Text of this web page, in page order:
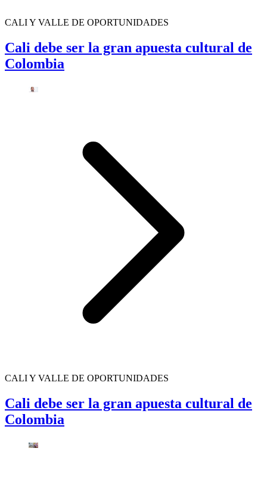
CALI Y VALLE DE OPORTUNIDADES
Cali debe ser la gran apuesta cultural de
Colombia
CALI Y VALLE DE OPORTUNIDADES
Cali debe ser la gran apuesta cultural de
Colombia